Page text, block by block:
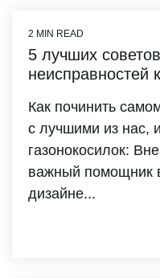
2 MIN READ
5 лучших
неисправностей
Как починить
с лучшими из нас,
газонокосилок:
важный помощник
дизайне...